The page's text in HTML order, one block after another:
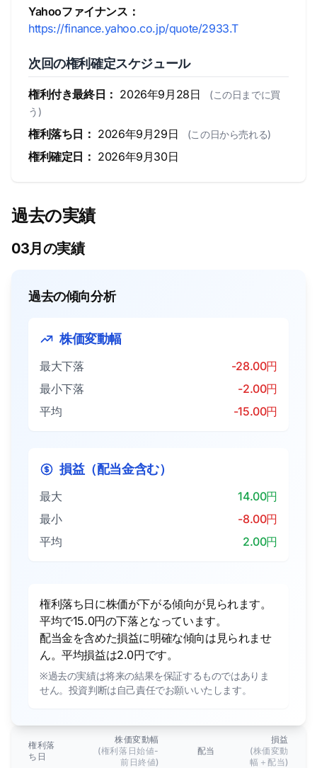
Yahooファイナンス：
https://finance.yahoo.co.jp/quote/2933.T
次回の権利確定スケジュール
権利付き最終日： 2026年9月28日
(この日までに買
う)
権利落ち日： 2026年9月29日 (この日から売れる)
権利確定日： 2026年9月30日
過去の実績
03月の実績
過去の傾向分析
株価変動幅
最大下落
-28.00円
最小下落
-2.00円
平均
-15.00円
損益（配当金含む）
最大
14.00円
最小
-8.00円
平均
2.00円
権利落ち日に株価が下がる傾向が見られます。
平均で15.0円の下落となっています。
配当金を含めた損益に明確な傾向は見られませ
ん。平均損益は2.0円です。
※過去の実績は将来の結果を保証するものではありま
せん。投資判断は自己責任でお願いいたします。
権利落
ち日
株価変動幅
(権利落日始値-
前日終値)
配当
損益
(株価変動
幅＋配当)